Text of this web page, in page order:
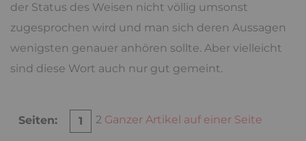
der Status des Weisen nicht völlig umsonst
zugesprochen wird und man sich deren Aussagen
wenigsten genauer anhören sollte. Aber vielleicht
sind diese Wort auch nur gut gemeint.
Seiten: 1 2 Ganzer Artikel auf einer Seite